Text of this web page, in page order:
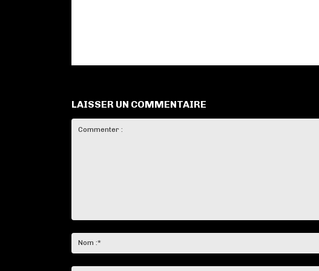
LAISSER UN COMMENTAIRE